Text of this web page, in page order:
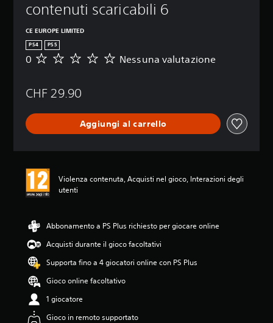
contenuti scaricabili 6
CE EUROPE LIMITED
PS4 PS5
N
s
n
a
u
a
o
e
0 Nessuna valutazione
CHF 29.90
Aggiungi al carrello
Violenza contenuta, Acquisti nel gioco, Interazioni degli
utenti
Abbonamento a PS Plus richiesto per giocare online
Acquisti durante il gioco facoltativi
Supporta fino a 4 giocatori online con PS Plus
Gioco online facoltativo
1 giocatore
Gioco in remoto supportato